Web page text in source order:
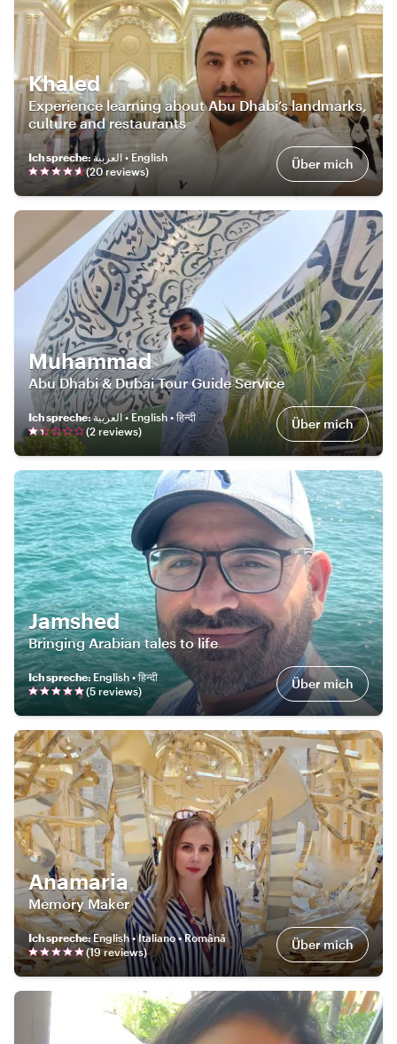
Khaled
Experience learning about Abu Dhabi’s landmarks,
culture and restaurants
Ich spreche:
العربية • English
(20reviews) Über mich
Muhammad
Abu Dhabi & Dubai Tour Guide Service
Ich spreche:
العربية • English • हिन्दी
(2 reviews) Über mich
Jamshed
Bringing Arabian tales to life
Ich spreche: English • हिन्दी
(5 reviews) Über mich
Anamaria
Memory Maker
Ich spreche:English • Italiano • Română
(19reviews) Über mich